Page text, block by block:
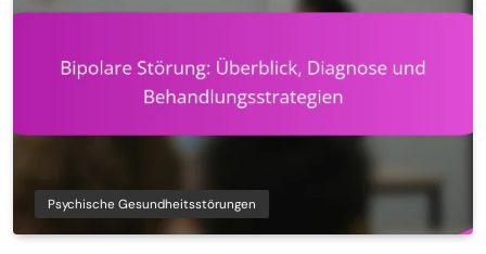
Psychische Gesundheitsstörungen